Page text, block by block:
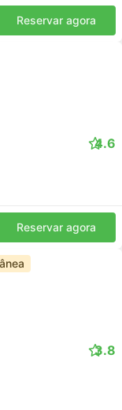
Reservar agora
4.6
Reservar agora
3.8